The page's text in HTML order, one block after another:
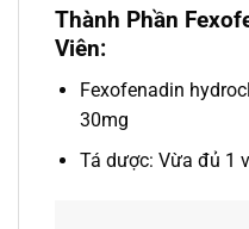
Thành Phần
Viên:
Fexofenadin
30mg
Tá dược: Vừa đủ 1